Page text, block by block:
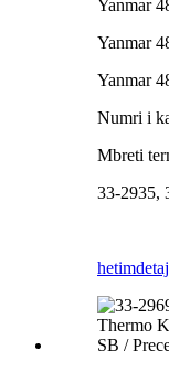
Yanmar
Yanmar
Yanmar
Numri i
Mbreti
33-2935,
hetimdetaj